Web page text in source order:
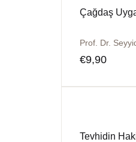
Çağdaş
Prof. Dr.
€9,90
Tevhidin